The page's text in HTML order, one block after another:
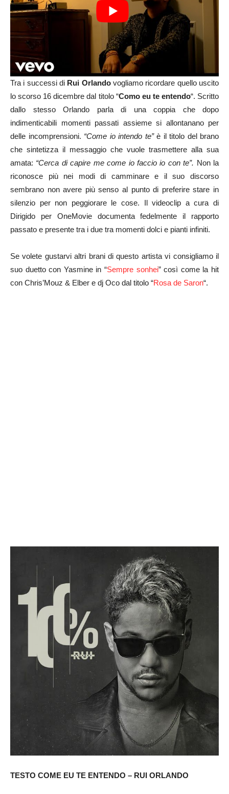
Tra i successi di Rui Orlandovogliamo ricordare quello uscito
lo scorso 16 dicembre dal titolo “Como eu te entendo“. Scritto
dallo stesso Orlando parla di una coppia che dopo
indimenticabili momenti passati assieme si allontanano per
delle incomprensioni. “Come io intendo te”è il titolo del brano
che sintetizza il messaggio che vuole trasmettere alla sua
amata: “Cerca di capire me come io faccio io con te”. Non la
riconosce più nei modi di camminare e il suo discorso
sembrano non avere più senso al punto di preferire stare in
silenzio per non peggiorare le cose. Il videoclip a cura di
Dirigido per OneMovie documenta fedelmente il rapporto
passato e presente tra i due tra momenti dolci e pianti infiniti.
Se volete gustarvi altri brani di questo artista vi consigliamo il
suo duetto con Yasmine in “Sempre sonhei” così come la hit
con Chris’Mouz & Elber e dj Oco dal titolo “Rosa de Saron“.
TESTO COME EU TE ENTENDO – RUI ORLANDO